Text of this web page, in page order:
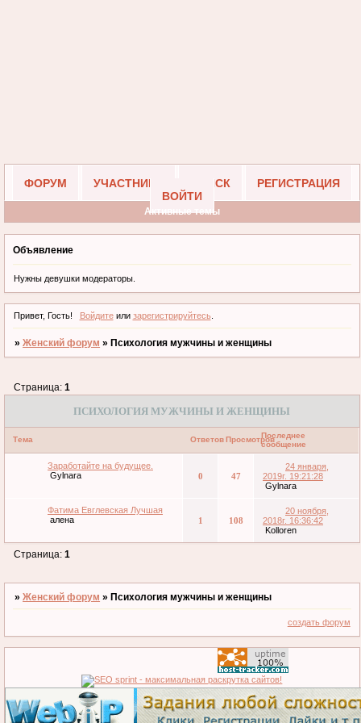
ФОРУМ УЧАСТНИКИ ПОИСК
РЕГИСТРАЦИЯ
ВОЙТИ
Активные темы
Объявление
Нужны девушки модераторы.
Привет, Гость! Войдитеили зарегистрируйтесь.
»Женский форум » Психология мужчины и женщины
ПСИХОЛОГИЯ МУЖЧИНЫ И ЖЕНЩИНЫ
Страница:1
Тема ОтветовПросмотровПоследнее
сообщение
Заработайте на будущее.
Gylnara
0 47
24 января,
2019г. 19:21:28
Gylnara
Фатима Евглевская Лучшая
алена
1 108
20 ноября,
2018г. 16:36:42
Kolloren
Страница:1
»Женский форум »Психология мужчины и женщины
создать форум